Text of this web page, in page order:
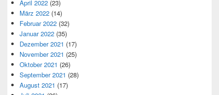
April 2022 (23)
März 2022 (14)
Februar 2022 (32)
Januar 2022 (35)
Dezember 2021 (17)
November 2021 (25)
Oktober 2021 (26)
September 2021 (28)
August 2021 (17)